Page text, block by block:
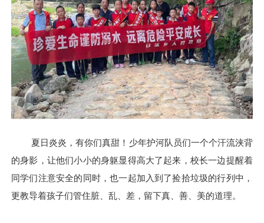
夏日炎炎，有你们真甜！少年护河队员们一个个汗流浃背
的身影，让他们小小的身躯显得高大了起来，校长一边提醒着
同学们注意安全的同时，也一起加入到了捡拾垃圾的行列中，
更教导着孩子们管住脏、乱、差，留下真、善、美的道理。